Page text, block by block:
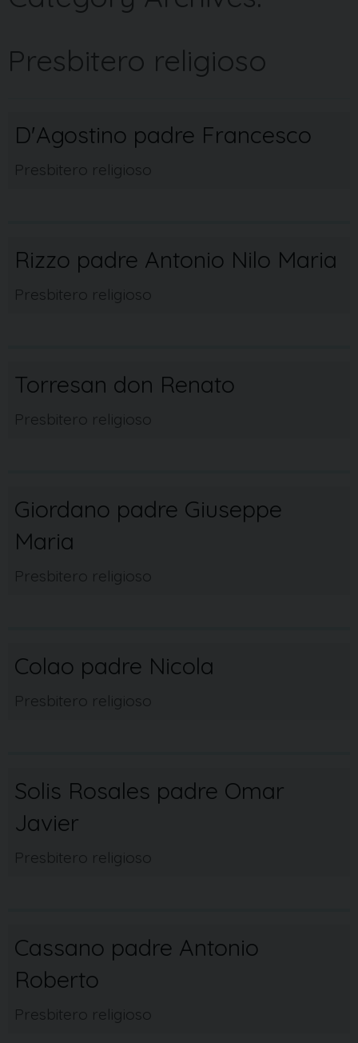
Presbitero religioso
D'Agostino padre Francesco
Presbitero religioso
Rizzo padre Antonio Nilo Maria
Presbitero religioso
Torresan don Renato
Presbitero religioso
Giordano padre Giuseppe
Maria
Presbitero religioso
Colao padre Nicola
Presbitero religioso
Solis Rosales padre Omar
Javier
Presbitero religioso
Cassano padre Antonio
Roberto
Presbitero religioso